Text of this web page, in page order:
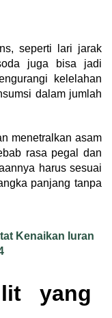
seperti lari jarak
juga bisa jadi
kelelahan
dalam jumlah
menetralkan asam
rasa pegal dan
harus sesuai
panjang tanpa
Kenaikan Iuran
yang